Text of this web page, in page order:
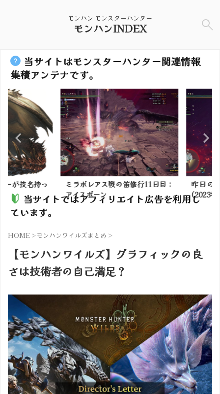
モンハン モンスターハンター
モンハンINDEX
当サイトはモンスターハンター関連情報
集積アンテナです。
技名持っ
ミラボレアス戦の笛修行11日目：
アイスボーン
昨日のビ
(2023年5
当サイトではアフィリエイト広告を利用し
ています。
HOME >モンハンワイルズまとめ >
【モンハンワイルズ】グラフィックの良
さは技術者の自己満足？